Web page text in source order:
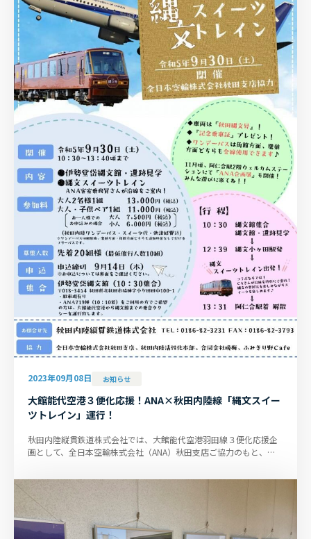
2023年09月08日 お知らせ
大館能代空港３便化応援！ANA×秋田内陸線「縄文スイー
ツトレイン」運行！
秋田内陸縦貫鉄道株式会社では、大館能代空港羽田線３便化応援企
画として、全日本空輸株式会社（ANA）秋田支店ご協力のもと、